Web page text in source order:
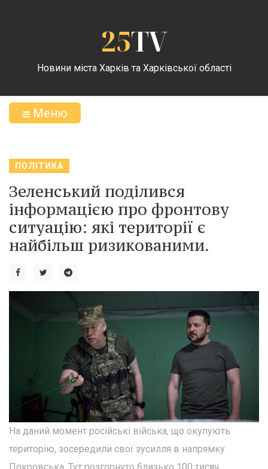
25TV
Новини міста Харків та Харківської області
Меню
ПОЛІТИКА
Зеленський поділився
інформацією про фронтову
ситуацію: які території є
найбільш ризикованими.
На даний момент російські війська, що окупують
територію, зосередили свої зусилля в напрямку